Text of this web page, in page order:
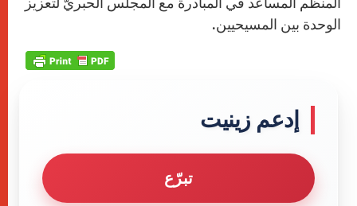
الوحدة بين المسيحيين.
إدعم زينيت
تبرّع